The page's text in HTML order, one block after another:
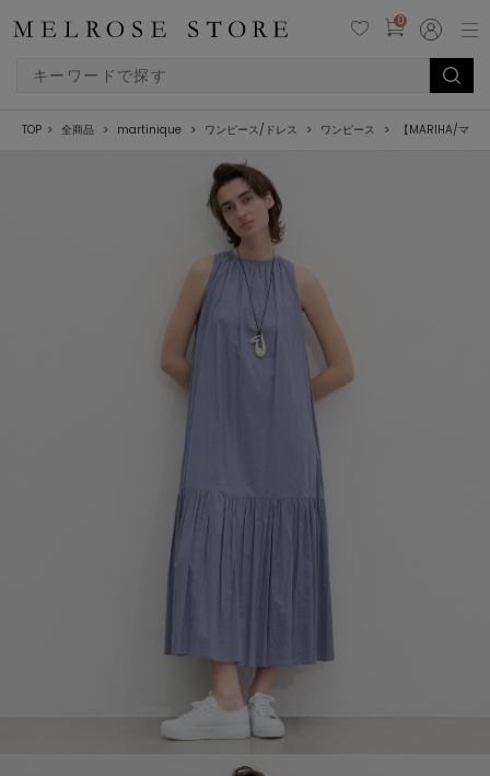
0
TOP 全商品 martinique ワンピース/ドレス ワンピース 【MARIHA/マリ